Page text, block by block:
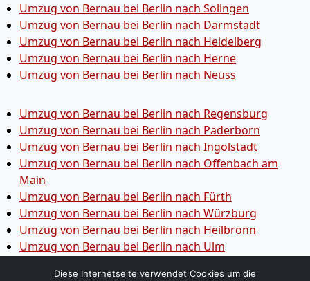
Umzug von Bernau bei Berlin nach Solingen
Umzug von Bernau bei Berlin nach Darmstadt
Umzug von Bernau bei Berlin nach Heidelberg
Umzug von Bernau bei Berlin nach Herne
Umzug von Bernau bei Berlin nach Neuss
Umzug von Bernau bei Berlin nach Regensburg
Umzug von Bernau bei Berlin nach Paderborn
Umzug von Bernau bei Berlin nach Ingolstadt
Umzug von Bernau bei Berlin nach Offenbach am
Main
Umzug von Bernau bei Berlin nach Fürth
Umzug von Bernau bei Berlin nach Würzburg
Umzug von Bernau bei Berlin nach Heilbronn
Umzug von Bernau bei Berlin nach Ulm
Diese Internetseite verwendet Cookies um die